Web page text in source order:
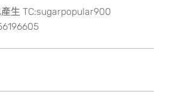
生 TC:sugarpopular900